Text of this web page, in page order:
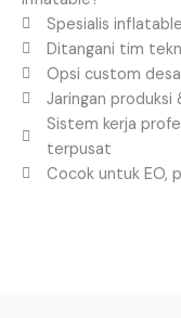
Spesialis
Ditangani tim
Opsi custom
Jaringan produksi
Sistem kerja
terpusat
Cocok untuk EO,